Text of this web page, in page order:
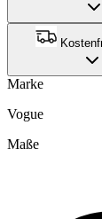
Marke
Vogue
Maße